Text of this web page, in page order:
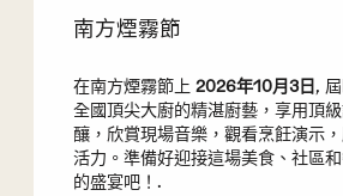
南方煙霧節
在南方煙霧節上 2026年10月3日 ,
全國頂尖大廚的精湛廚藝，享用頂
釀，欣賞現場音樂，觀看烹飪演示
活力。準備好迎接這場美食、社區
的盛宴吧！.